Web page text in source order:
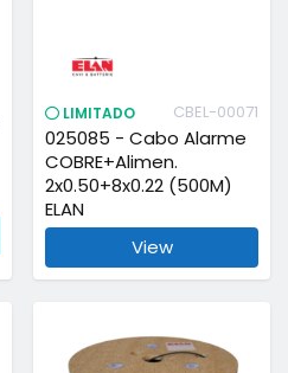
LIMITADO CBEL-00071
025085 - Cabo Alarme
COBRE+Alimen.
2x0.50+8x0.22 (500M)
ELAN
View